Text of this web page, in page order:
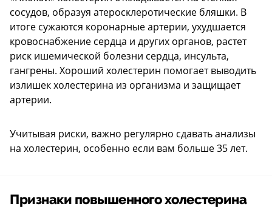
сосудов, образуя атеросклеротические бляшки. В
итоге сужаются коронарные артерии, ухудшается
кровоснабжение сердца и других органов, растет
риск ишемической болезни сердца, инсульта,
гангрены. Хороший холестерин помогает выводить
излишек холестерина из организма и защищает
артерии.
Учитывая риски, важно регулярно сдавать анализы
на холестерин, особенно если вам больше 35 лет.
Признаки повышенного холестерина